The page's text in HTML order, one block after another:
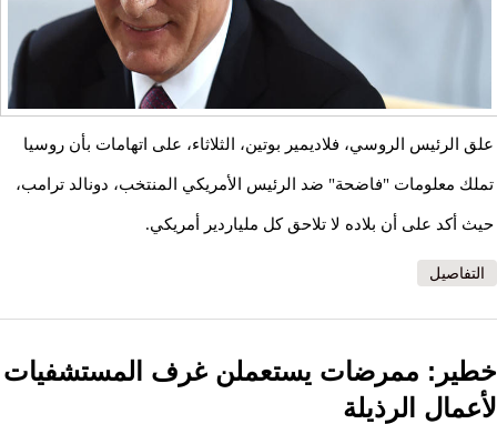
علق الرئيس الروسي، فلاديمير بوتين، الثلاثاء، على اتهامات بأن روسيا
تملك معلومات "فاضحة" ضد الرئيس الأمريكي المنتخب، دونالد ترامب،
حيث أكد على أن بلاده لا تلاحق كل ملياردير أمريكي.
التفاصيل
خطير: ممرضات يستعملن غرف المستشفيات
لأعمال الرذيلة